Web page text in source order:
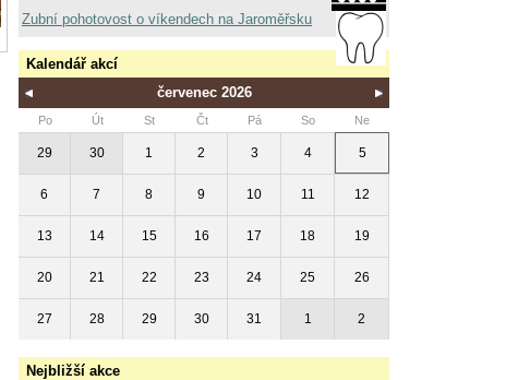
Zubní pohotovost o víkendech na Jaroměřsku
Kalendář akcí
červenec 2026
Po Út St Čt Pá So Ne
29 30 1 2 3 4 5
6 7 8 9 10 11 12
13 14 15 16 17 18 19
20 21 22 23 24 25 26
27 28 29 30 31 1 2
Nejbližší akce